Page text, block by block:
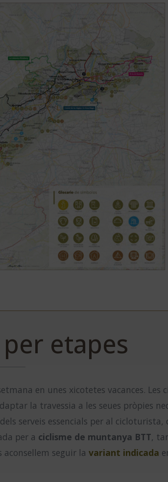
etapes
en unes xicotetes vacances. Les
la travessia a les seues pròpies
serveis essencials per al
per a ciclisme de muntanya BTT,
seguir la variant indicada